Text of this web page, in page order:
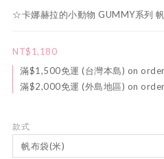
☆卡娜赫拉的小動物 GUMMY系列
NT$1,180
滿$1,500免運 (台灣本島) on order
滿$2,000免運 (外島地區) on order
款式